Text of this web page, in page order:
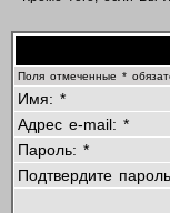
Поля отмеченные *
Имя: *
Адрес e-mail: *
Пароль: *
Подтвердите